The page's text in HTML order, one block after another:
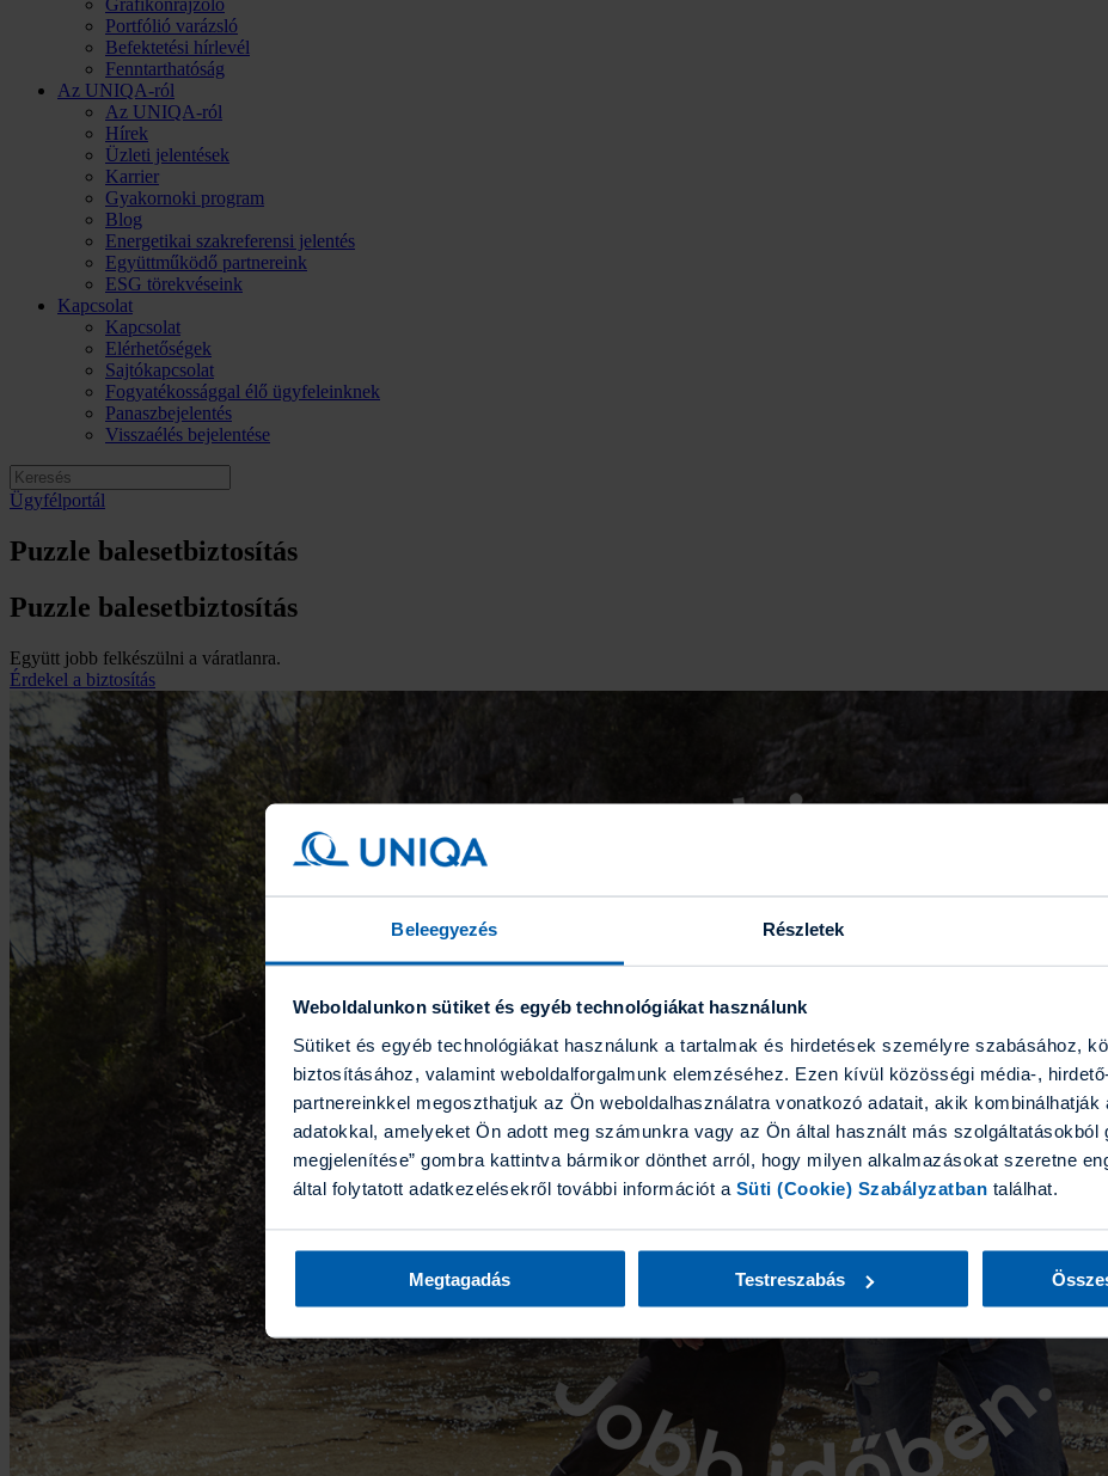
Beleegyezés Részletek
Weboldalunkon sütiket és egyéb technológiákat használunk
Sütiket és egyéb technológiákat használunk a tartalmak és hirdetések személyre szabásához,
biztosításához, valamint weboldalforgalmunk elemzéséhez. Ezen kívül közösségi média-,
partnereinkkel megoszthatjuk az Ön weboldalhasználatra vonatkozó adatait, akik
adatokkal, amelyeket Ön adott meg számunkra vagy az Ön által használt más szolgáltatásokból
megjelenítése” gombra kattintva bármikor dönthet arról, hogy milyen alkalmazásokat szeretne
által folytatott adatkezelésekről további információt a Süti (Cookie) Szabályzatban találhat.
Megtagadás Testreszabás
Grafikonrajzoló
Portfólió varázsló
Befektetési hírlevél
Fenntarthatóság
Az UNIQA-ról
Az UNIQA-ról
Hírek
Üzleti jelentések
Karrier
Gyakornoki program
Blog
Energetikai szakreferensi jelentés
Együttműködő partnereink
ESG törekvéseink
Kapcsolat
Kapcsolat
Elérhetőségek
Sajtókapcsolat
Fogyatékossággal élő ügyfeleinknek
Panaszbejelentés
Visszaélés bejelentése
Ügyfélportál
Puzzle balesetbiztosítás
Puzzle balesetbiztosítás
Együtt jobb felkészülni a váratlanra.
Érdekel a biztosítás